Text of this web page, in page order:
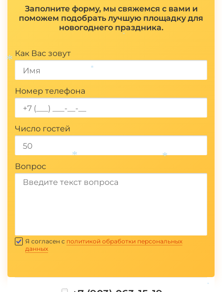
Показать полностью
Заполните форму, мы свяжемся с вами и
поможем подобрать лучшую площадку для
новогоднего праздника.
Как Вас зовут
Номер телефона
Вопрос
Число гостей
Я согласен с политикой обработки персональных
данных
*
*
*